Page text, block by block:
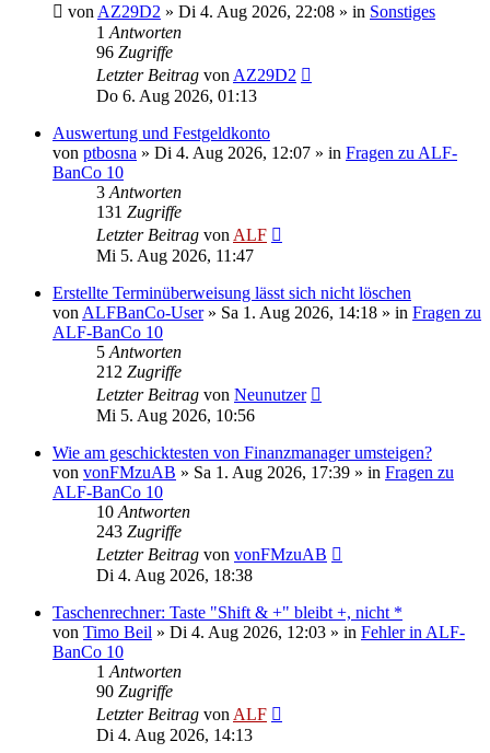
von AZ29D2 » Di 4. Aug 2026, 22:08 » in Sonstiges
1 Antworten
96 Zugriffe
Letzter Beitrag von AZ29D2
Do 6. Aug 2026, 01:13
Auswertung und Festgeldkonto
von ptbosna » Di 4. Aug 2026, 12:07 » in Fragen zu ALF-
BanCo 10
3 Antworten
131 Zugriffe
Letzter Beitrag von ALF
Mi 5. Aug 2026, 11:47
Erstellte Terminüberweisung lässt sich nicht löschen
von ALFBanCo-User» Sa 1. Aug 2026, 14:18 » in Fragen zu
ALF-BanCo 10
5 Antworten
212 Zugriffe
Letzter Beitrag von Neunutzer
Mi 5. Aug 2026, 10:56
Wie am geschicktesten von Finanzmanager umsteigen?
von vonFMzuAB » Sa 1. Aug 2026, 17:39 » in Fragen zu
ALF-BanCo 10
10 Antworten
243 Zugriffe
Letzter Beitrag von vonFMzuAB
Di 4. Aug 2026, 18:38
Taschenrechner: Taste "Shift & +" bleibt +, nicht *
von Timo Beil » Di 4. Aug 2026, 12:03 » in Fehler in ALF-
BanCo 10
1 Antworten
90 Zugriffe
Letzter Beitrag von ALF
Di 4. Aug 2026, 14:13